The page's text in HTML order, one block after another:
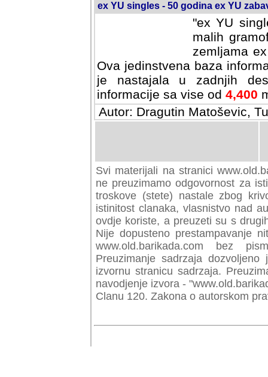
ex YU singles - 50 godina ex YU
"ex YU
malih
zemljama
Ova jedinstvena baza
je nastajala u zadnjih
informacije sa vise od 4,400
Autor: Dragutin Matoševic,
Svi materijali na stranici
preuzimamo odgovornost za
troskove (stete) nastale zbog
istinitost clanaka, vlasnistvo nad
ovdje koriste, a preuzeti su s
Nije dopusteno prestampavanje
www.old.barikada.com bez
Preuzimanje sadrzaja
izvornu stranicu sadrzaja.
navodjenje izvora -
Clanu 120. Zakona o autorskom